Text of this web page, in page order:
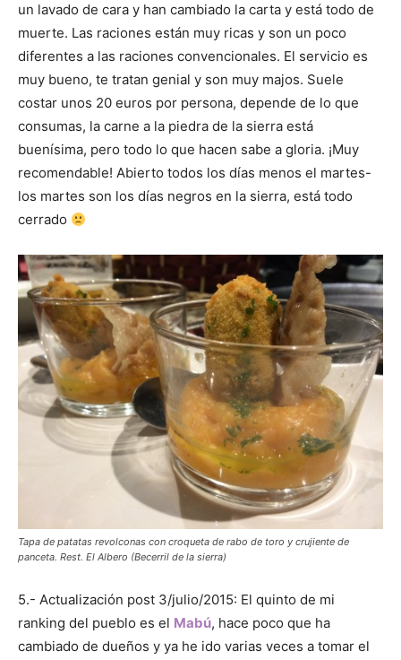
un lavado de cara y han cambiado la carta y está todo de
muerte. Las raciones están muy ricas y son un poco
diferentes a las raciones convencionales. El servicio es
muy bueno, te tratan genial y son muy majos. Suele
costar unos 20 euros por persona, depende de lo que
consumas, la carne a la piedra de la sierra está
buenísima, pero todo lo que hacen sabe a gloria. ¡Muy
recomendable! Abierto todos los días menos el martes-
los martes son los días negros en la sierra, está todo
cerrado
Tapa de patatas revolconas con croqueta de rabo de toro y crujiente de
panceta. Rest. El Albero (Becerril de la sierra)
5.- Actualización post 3/julio/2015: El quinto de mi
ranking del pueblo es el Mabú, hace poco que ha
cambiado de dueños y ya he ido varias veces a tomar el